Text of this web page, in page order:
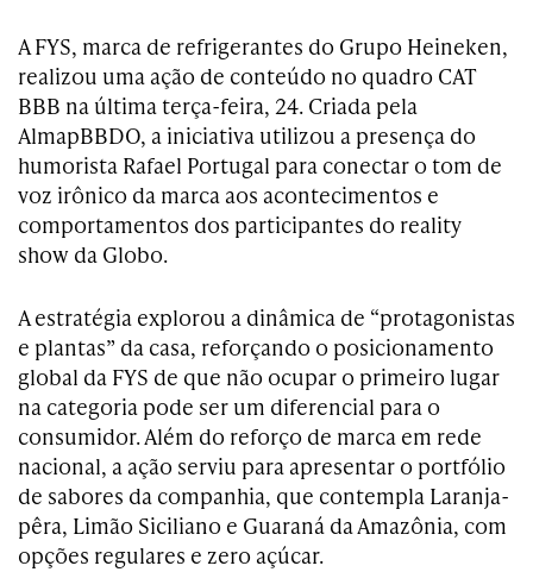
A FYS, marca de refrigerantes do Grupo Heineken,
realizou uma ação de conteúdo no quadro CAT
BBB na última terça-feira, 24. Criada pela
AlmapBBDO, a iniciativa utilizou a presença do
humorista Rafael Portugal para conectar o tom de
voz irônico da marca aos acontecimentos e
comportamentos dos participantes do reality
show da Globo.
A estratégia explorou a dinâmica de “protagonistas
e plantas” da casa, reforçando o posicionamento
global da FYS de que não ocupar o primeiro lugar
na categoria pode ser um diferencial para o
consumidor. Além do reforço de marca em rede
nacional, a ação serviu para apresentar o portfólio
de sabores da companhia, que contempla Laranja-
pêra, Limão Siciliano e Guaraná da Amazônia, com
opções regulares e zero açúcar.